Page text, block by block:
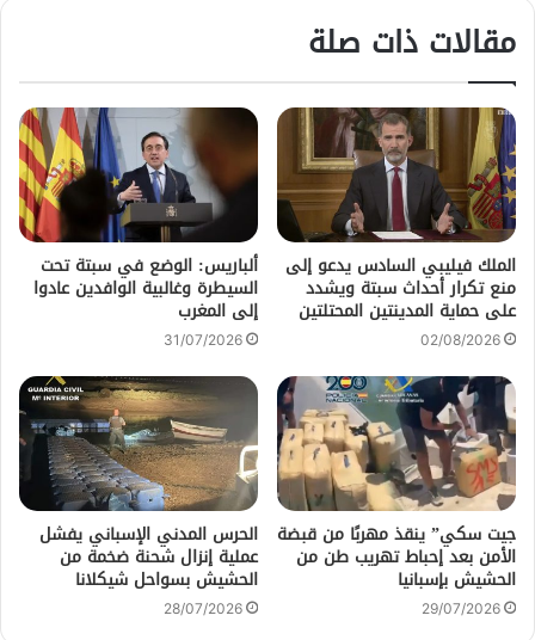
مقالات ذات صلة
الملك فيليبي السادس يدعو إلى
منع تكرار أحداث سبتة ويشدد
على حماية المدينتين المحتلتين
02/08/2026
ألباريس: الوضع في سبتة تحت
السيطرة وغالبية الوافدين عادوا
إلى المغرب
31/07/2026
جيت سكي” ينقذ مهربًا من قبضة
الأمن بعد إحباط تهريب طن من
الحشيش بإسبانيا
29/07/2026
الحرس المدني الإسباني يفشل
عملية إنزال شحنة ضخمة من
الحشيش بسواحل شيكلانا
28/07/2026